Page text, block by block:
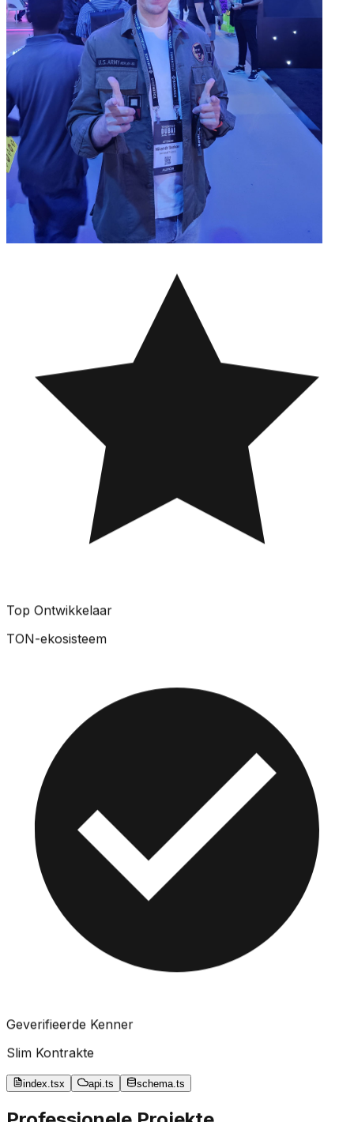
Top Ontwikkelaar
TON-ekosisteem
Geverifieerde Kenner
Slim Kontrakte
index.tsx api.ts schema.ts